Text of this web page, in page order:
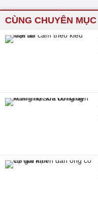
CÙNG CHUYÊN MỤC